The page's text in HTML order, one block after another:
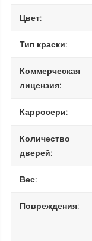
цвет:
тип краски:
коммерческая
лицензия:
карросери:
количество
дверей:
вес:
повреждения: